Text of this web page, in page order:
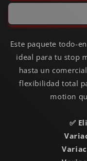
Este paquete todo-
ideal para tu stop
hasta un
flexibilidad total
motion
✅